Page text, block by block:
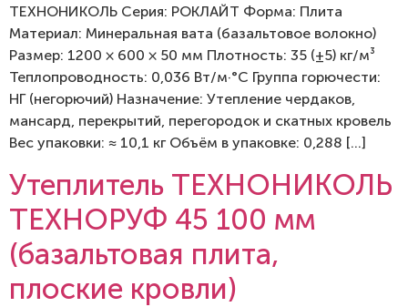
ТЕХНОНИКОЛЬ Серия: РОКЛАЙТ Форма: Плита
Материал: Минеральная вата (базальтовое волокно)
Размер: 1200 × 600 × 50 мм Плотность: 35 (±5) кг/м³
Теплопроводность: 0,036 Вт/м·°C Группа горючести:
НГ (негорючий) Назначение: Утепление чердаков,
мансард, перекрытий, перегородок и скатных кровель
Вес упаковки: ≈ 10,1 кг Объём в упаковке: 0,288 […]
Утеплитель ТЕХНОНИКОЛЬ
ТЕХНОРУФ 45 100 мм
(базальтовая плита,
плоские кровли)